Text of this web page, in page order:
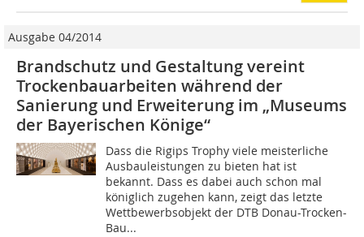
Ausgabe 04/2014
Brandschutz und Gestaltung vereint
Trockenbauarbeiten während der
Sanierung und Erweiterung im „Museums
der Bayerischen Könige“
Dass die Rigips Trophy viele meisterliche
Ausbauleistungen zu bieten hat ist
bekannt. Dass es dabei auch schon mal
königlich zugehen kann, zeigt das letzte
Wettbewerbsobjekt der DTB Donau-Trocken-
Bau...